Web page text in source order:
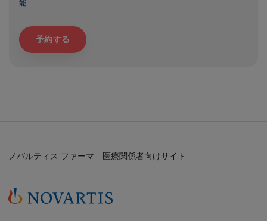
能
予約する
ノバルティス ファーマ 医療関係者向けサイト